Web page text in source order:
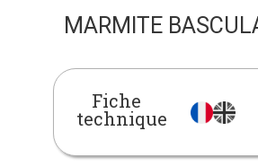
MARMITE
Fiche
technique